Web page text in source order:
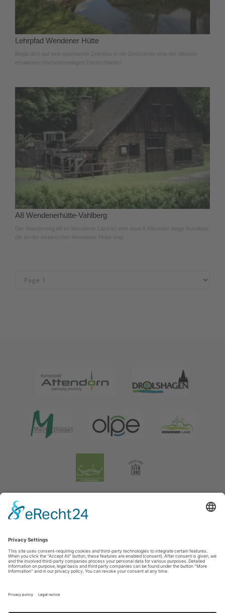
Lehrpfad Wendener Hütte
Begib dich auf eine spannende Zeitreise in die Geschichte eine der ältesten
erhaltenen Hochofenanlagen Deutschlands!
A8 Wendenerhütte-Vahlberg
Der Wanderweg A8 im Wendener Land ist eine etwa 6 Kilometer lange Rundtour,
die an der historischen Wendener Hütte begi.
Impressum|Verklaring inzake de gegevensbescherming|
Gegevensbescherming sociale media